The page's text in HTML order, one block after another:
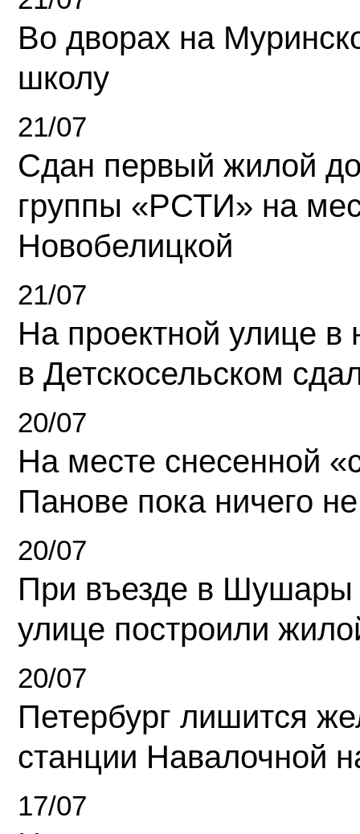
Во дворах на
школу
21/07
Сдан первый жилой
группы «РСТИ» на
Новобелицкой
21/07
На проектной улице
в Детскосельском
20/07
На месте снесенной
Панове пока ничего
20/07
При въезде в Шушары
улице построили
20/07
Петербург лишится
станции Навалочной
17/07